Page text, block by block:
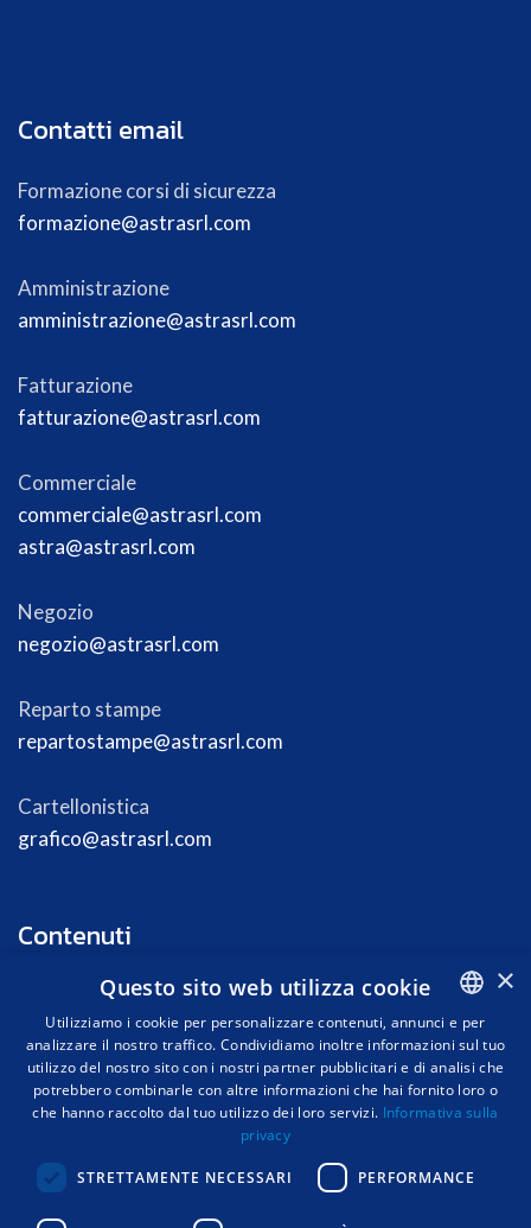
Contatti email
Formazione corsi di sicurezza
formazione@astrasrl.com
Amministrazione
amministrazione@astrasrl.com
Fatturazione
fatturazione@astrasrl.com
Commerciale
commerciale@astrasrl.com
astra@astrasrl.com
Negozio
negozio@astrasrl.com
Reparto stampe
repartostampe@astrasrl.com
Cartellonistica
grafico@astrasrl.com
Contenuti
Chi siamo
Prodotti
Corsi
News
Contatti
ITALIAN
ITALIAN
×
Questo sito web utilizza cookie
Utilizziamo i cookie per personalizzare contenuti, annunci e per
analizzare il nostro traffico. Condividiamo inoltre informazioni sul tuo
utilizzo del nostro sito con i nostri partner pubblicitari e di analisi che
potrebbero combinarle con altre informazioni che hai fornito loro o
che hanno raccolto dal tuo utilizzo dei loro servizi. Informativa sulla
privacy
STRETTAMENTE NECESSARI PERFORMANCE